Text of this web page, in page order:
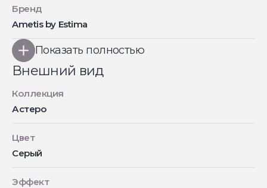
Бренд
Ametis by Estima
Показать полностью
Внешний вид
Коллекция
Астеро
Цвет
Серый
Эффект